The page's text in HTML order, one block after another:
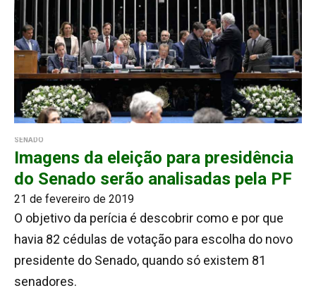
SENADO
Imagens da eleição para presidência
do Senado serão analisadas pela PF
21 de fevereiro de 2019
O objetivo da perícia é descobrir como e por que
havia 82 cédulas de votação para escolha do novo
presidente do Senado, quando só existem 81
senadores.